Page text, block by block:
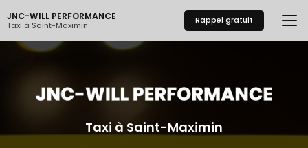
au
contenu
principal
JNC-WILL PERFORMANCE
Taxi à Saint-Maximin Rappel gratuit
Taxi à Saint-Maximin